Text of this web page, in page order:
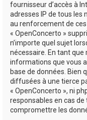
fournisseur d’accès à
adresses IP de tous les
au renforcement de
« OpenConcerto »
n’importe quel sujet
nécessaire. En tant
informations que vous
base de données. Bien
diffusées à une tierce
« OpenConcerto », ni
responsables en cas
compromettre les